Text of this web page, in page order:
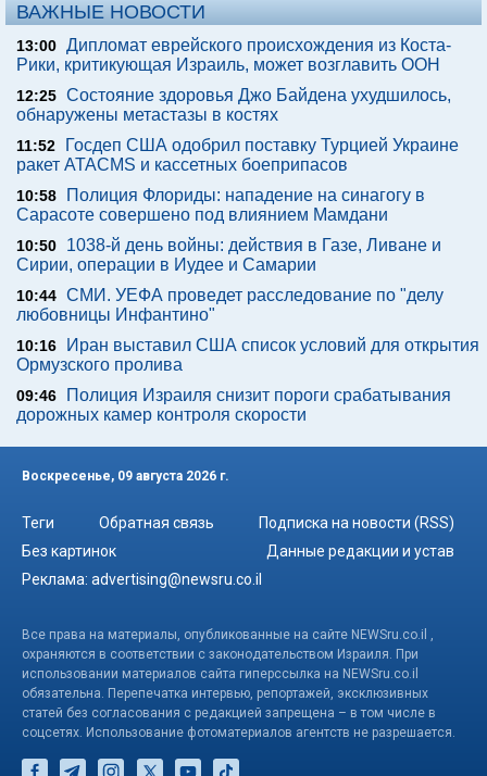
ВАЖНЫЕ НОВОСТИ
13:00 Дипломат еврейского происхождения из Коста-
Рики, критикующая Израиль, может возглавить ООН
12:25 Состояние здоровья Джо Байдена ухудшилось,
обнаружены метастазы в костях
11:52
Госдеп США одобрил поставку Турцией Украине
ракет ATACMS и кассетных боеприпасов
10:58
Полиция Флориды: нападение на синагогу в
Сарасоте совершено под влиянием Мамдани
10:50
1038-й день войны: действия в Газе, Ливане и
Сирии, операции в Иудее и Самарии
10:44 СМИ. УЕФА проведет расследование по "делу
любовницы Инфантино"
10:16
Иран выставил США список условий для открытия
Ормузского пролива
09:46
Полиция Израиля снизит пороги срабатывания
дорожных камер контроля скорости
Воскресенье, 09 августа 2026 г.
Теги Обратная связь
Подписка на новости (RSS)
Без картинок
Данные редакции и устав
Реклама: advertising@newsru.co.il
Все права на материалы, опубликованные на сайте NEWSru.co.il ,
охраняются в соответствии с законодательством Израиля. При
использовании материалов сайта гиперссылка на NEWSru.co.il
обязательна. Перепечатка интервью, репортажей, эксклюзивных
статей без согласования с редакцией запрещена – в том числе в
соцсетях. Использование фотоматериалов агентств не разрешается.